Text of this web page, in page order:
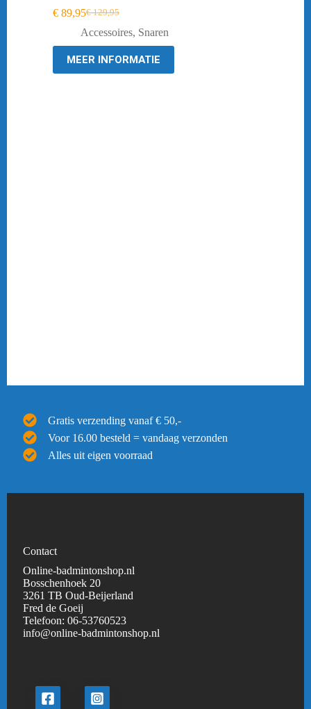
€129,95
Oorspronkelijke
prijs
€ 129,95.
€ 89,95Huidige
prijs
€ 89,95.
Accessoires, Snaren
MEER INFORMATIE
Gratis verzending vanaf € 50,-
Voor 16.00 besteld = vandaag verzonden
Alles uit eigen voorraad
Contact
Online-badmintonshop.nl
Bosschenhoek 20
3261 TB Oud-Beijerland
Fred de Goeij
Telefoon:06-53760523
info@online-badmintonshop.nl